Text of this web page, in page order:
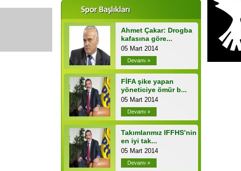
Ahmet Çakar: Drogba
kafasına göre...
05 Mart 2014
Devamı »
FİFA şike yapan
yöneticiye ömür b...
05 Mart 2014
Devamı »
Takımlarımız IFFHS’nin
en iyi tak...
05 Mart 2014
Devamı »